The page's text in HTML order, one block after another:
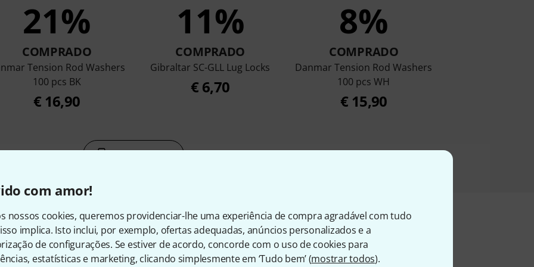
com amor!
nossos cookies, queremos providenciar-lhe uma experiência de compra agradável com tudo
implica. Isto inclui, por exemplo, ofertas adequadas, anúncios personalizados e a
de configurações. Se estiver de acordo, concorde com o uso de cookies para
estatísticas e marketing, clicando simplesmente em ‘Tudo bem’ (mostrar todos).
21%
COMPRADO
Tension Rod Washers
100 pcs BK
€ 16,90
11%
COMPRADO
Gibraltar SC-GLL Lug Locks
€ 6,70
8%
COMPRADO
Danmar Tension Rod Washers
100 pcs WH
€ 15,90
Comparar
e artigos correspondentes